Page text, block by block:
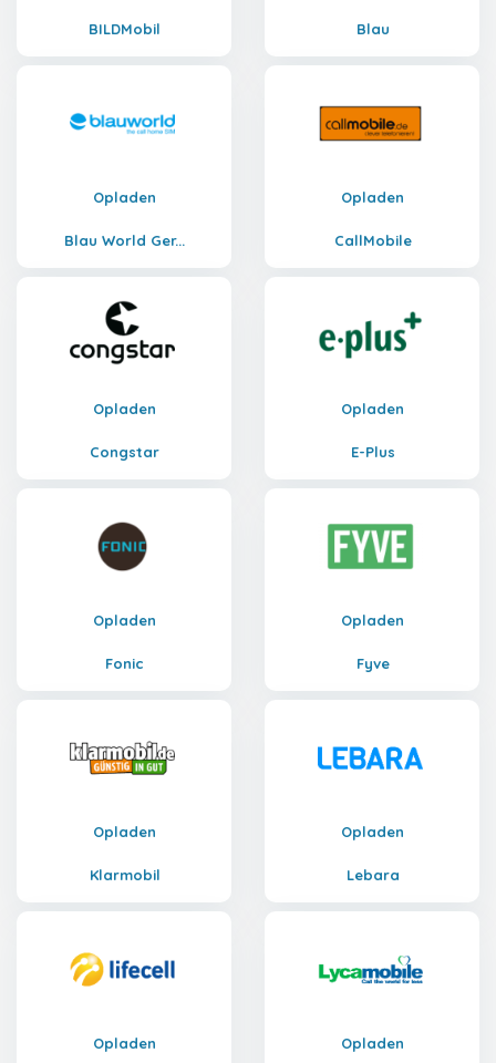
BILDMobil Blau
Opladen
Blau World Ger...
Opladen
CallMobile
Opladen
Congstar
Opladen
E-Plus
Opladen
Fonic
Opladen
Fyve
Opladen
Klarmobil
Opladen
Lebara
Opladen Opladen